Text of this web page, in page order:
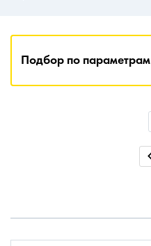
Подбор по параметрам